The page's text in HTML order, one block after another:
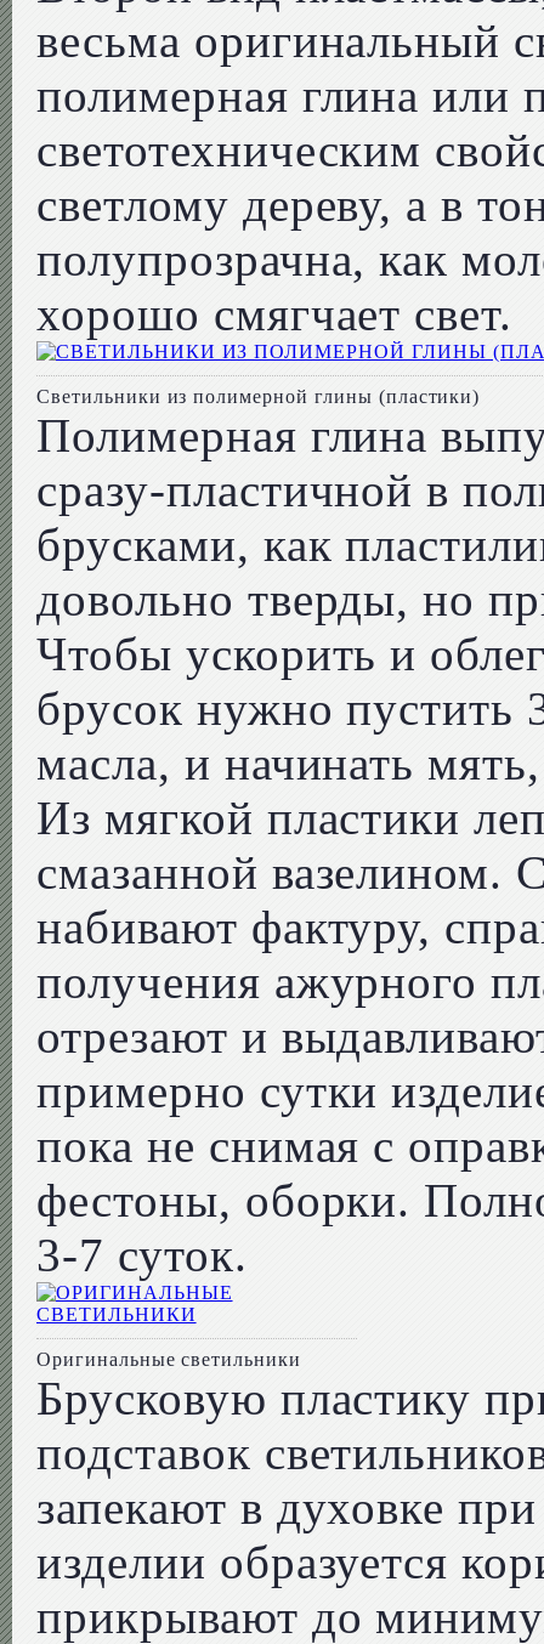
весьма оригинальный
полимерная глина или
светотехническим
светлому дереву, а в
полупрозрачна, как
хорошо смягчает свет.
Светильники из полимерной глины (пластики)
Полимерная глина
сразу-пластичной в
брусками, как
довольно тверды, но
Чтобы ускорить и
брусок нужно пустить
масла, и начинать
Из мягкой пластики
смазанной вазелином.
набивают фактуру,
получения ажурного
отрезают и
примерно сутки
пока не снимая с
фестоны, оборки.
3-7 суток.
Оригинальные светильники
Брусковую пластику
подставок
запекают в духовке
изделии образуется
прикрывают до